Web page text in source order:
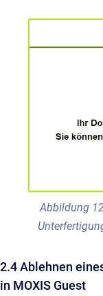
Abbildung
2.4 Ablehnen
in MOXIS Guest